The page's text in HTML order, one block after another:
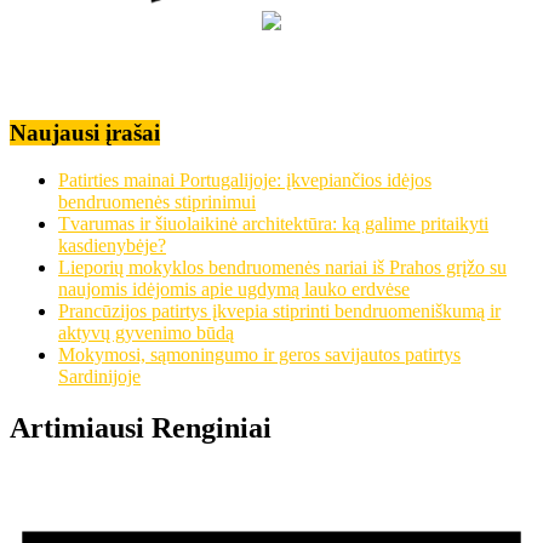
Naujausi įrašai
Patirties mainai Portugalijoje: įkvepiančios idėjos
bendruomenės stiprinimui
Tvarumas ir šiuolaikinė architektūra: ką galime pritaikyti
kasdienybėje?
Lieporių mokyklos bendruomenės nariai iš Prahos grįžo su
naujomis idėjomis apie ugdymą lauko erdvėse
Prancūzijos patirtys įkvepia stiprinti bendruomeniškumą ir
aktyvų gyvenimo būdą
Mokymosi, sąmoningumo ir geros savijautos patirtys
Sardinijoje
Artimiausi Renginiai